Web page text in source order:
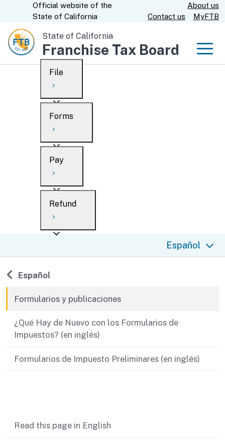
Main
Content
CA.govOfficial website of the
State of California
About us
Contact us
MyFTB
State of California
Franchise Tax Board
Custom Google Search
File
Overview
Personal
Business
When to file
After you file
Forms
Overview
Search
What’s new
en español
Pay
Overview
Payment options
Penalties and interest
Collections
Withholding
If you cannot pay
Refund
Español
Regresar a la página principal en
Español
Formularios y publicaciones
¿Qué Hay de Nuevo con los Formularios de
Impuestos? (en inglés)
Formularios de Impuesto Preliminares (en inglés)
Read this page in English